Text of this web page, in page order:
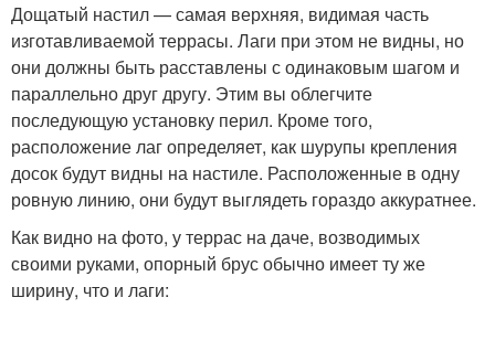
Дощатый настил — самая верхняя, видимая часть
изготавливаемой террасы. Лаги при этом не видны, но
они должны быть расставлены с одинаковым шагом и
параллельно друг другу. Этим вы облегчите
последующую установку перил. Кроме того,
расположение лаг определяет, как шурупы крепления
досок будут видны на настиле. Расположенные в одну
ровную линию, они будут выглядеть гораздо аккуратнее.
Как видно на фото, у террас на даче, возводимых
своими руками, опорный брус обычно имеет ту же
ширину, что и лаги: